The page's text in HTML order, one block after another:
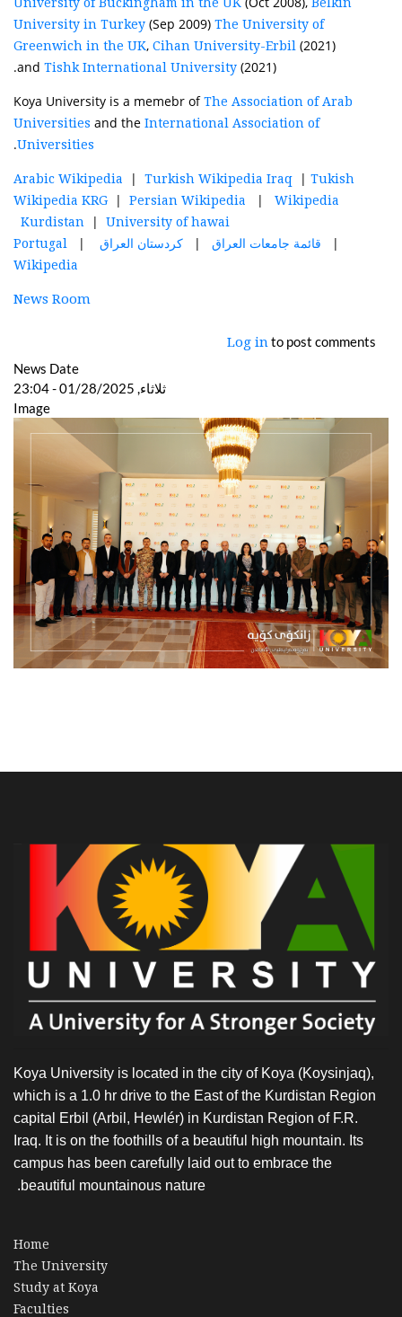
University in Turkey (Sep 2009) The University of
Greenwich in the UK, Cihan University-Erbil (2021)
and Tishk International University (2021).
Koya University is a memebr ofThe Association of Arab
Universities and the International Association of
Universities
.
Arabic Wikipedia | Turkish Wikipedia Iraq | Tukish
Wikipedia KRG | Persian Wikipedia | Wikipedia
Kurdistan
| University of hawai
| قائمة جامعات العراق | كردستان العراق |
Portugal
Wikipedia
News Room
Log into post comments
News Date
ثلاثاء, 01/28/2025 - 23:04
Image
Koya University is located in the city of Koya (Koysinjaq),
which is a 1.0 hr drive to the East of the Kurdistan Region
capital Erbil (Arbil, Hewlér) in Kurdistan Region of F.R.
Iraq. It is on the foothills of a beautiful high mountain. Its
campus has been carefully laid out to embrace the
beautiful mountainous nature.
Home
The University
Study at Koya
Faculties